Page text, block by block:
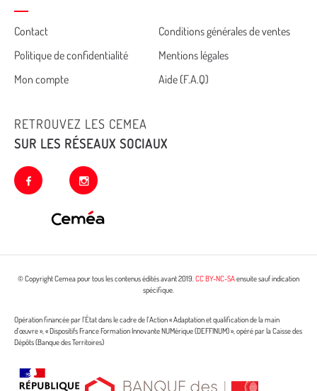
Cemea
footer
Contact
Conditions générales de ventes
Politique de confidentialité
Mentions légales
Mon compte
Aide (F.A.Q)
RETROUVEZ LES CEMEA
SUR LES RÉSEAUX SOCIAUX
facebook instagram
© Copyright Cemea pour tous les contenus édités avant 2019.CC BY-NC-SAensuite sauf indication
spécifique.
Opération financée par l’État dans le cadre de l’Action « Adaptation et qualification de la main
d’œuvre », « Dispositifs France Formation Innovante NUMérique (DEFFINUM) », opéré par la Caisse des
Dépôts (Banque des Territoires)